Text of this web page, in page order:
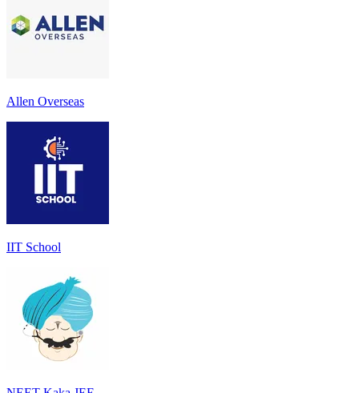
Allen Overseas
IIT School